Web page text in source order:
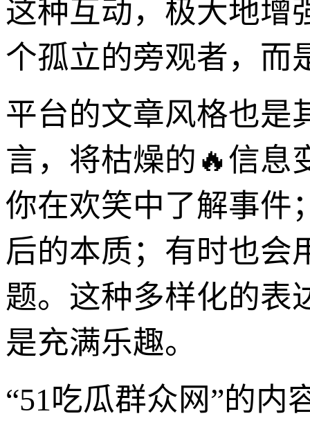
这种互动，极大地增
个孤立的旁观者，而
平台的文章风格也是
言，将枯燥的🔥信息
你在欢笑中了解事件
后的本质；有时也会
题。这种多样化的表
是充满乐趣。
“51吃瓜群众网”的内